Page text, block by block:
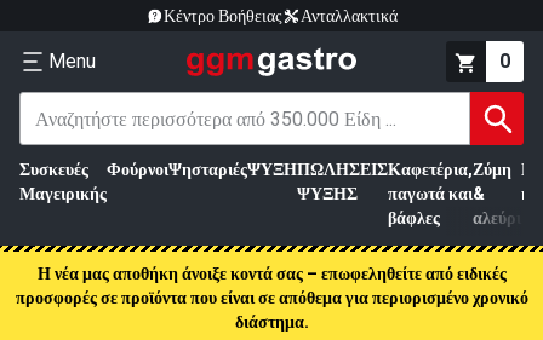
Κέντρο Βοήθειας Ανταλλακτικά
Menu 0
Συσκευές
Μαγειρικής
ΦούρνοιΨησταριέςΨΥΞΗΠΩΛΗΣΕΙΣ
ΨΥΞΗΣ
Καφετέρια,
παγωτά και
βάφλες
Ζύμη
&
αλεύρι
Η νέα μας αποθήκη άνοιξε κοντά σας – επωφεληθείτε από ειδικές
προσφορές σε προϊόντα που είναι σε απόθεμα για περιορισμένο χρονικό
διάστημα.